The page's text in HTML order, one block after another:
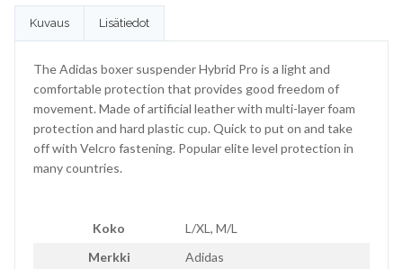
Kuvaus Lisätiedot
The Adidas boxer suspender Hybrid Pro is a light and
comfortable protection that provides good freedom of
movement. Made of artificial leather with multi-layer foam
protection and hard plastic cup. Quick to put on and take
off with Velcro fastening. Popular elite level protection in
many countries.
Koko
L/XL, M/L
Merkki
Adidas